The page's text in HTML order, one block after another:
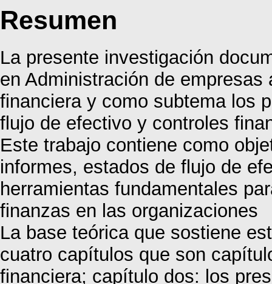
Resumen
La presente investigación
en Administración de
financiera y como subtema los
flujo de efectivo y controles
Este trabajo contiene como
informes, estados de flujo de
herramientas fundamentales
finanzas en las organizaciones
La base teórica que sostiene
cuatro capítulos que son
financiera; capítulo dos: los